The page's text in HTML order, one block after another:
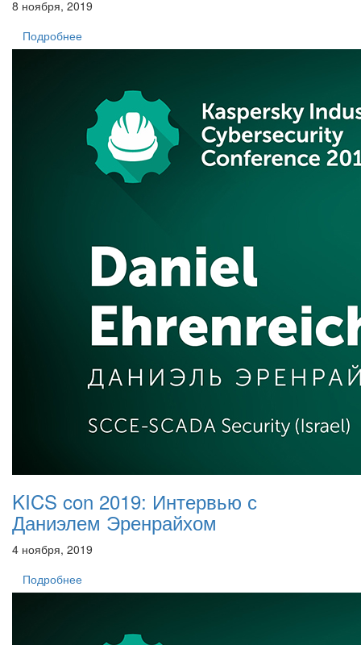
8 ноября, 2019
Подробнее
KICS con 2019: Интервью с
Даниэлем Эренрайхом
4 ноября, 2019
Подробнее